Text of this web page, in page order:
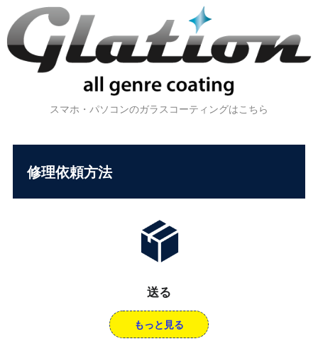
スマホ・パソコンのガラスコーティングはこちら
修理依頼方法
送る
もっと見る